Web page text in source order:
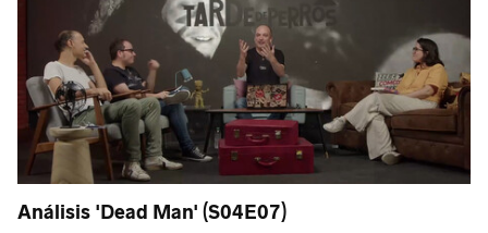
Análisis 'Dead Man' (S04E07)